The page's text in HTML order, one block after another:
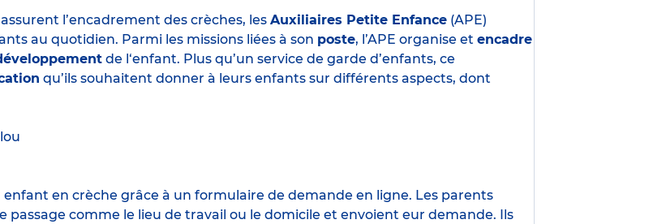
l’encadrement des crèches, les Auxiliaires Petite Enfance (APE)
au quotidien. Parmi les missions liées à son poste, l’APE organise et encadre
de l‘enfant. Plus qu’un service de garde d’enfants, ce
qu’ils souhaitent donner à leurs enfants sur différents aspects, dont
en crèche grâce à un formulaire de demande en ligne. Les parents
passage comme le lieu de travail ou le domicile et envoient eur demande. Ils